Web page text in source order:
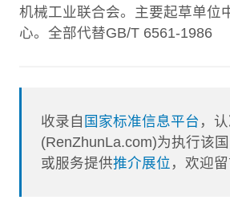
机械工业联合会。主要起草单位
心。全部代替GB/T 6561-1986
收录自 国家标准信息平台 ，
(RenZhunLa.com)为执行该
或服务提供推介展位 ，欢迎留